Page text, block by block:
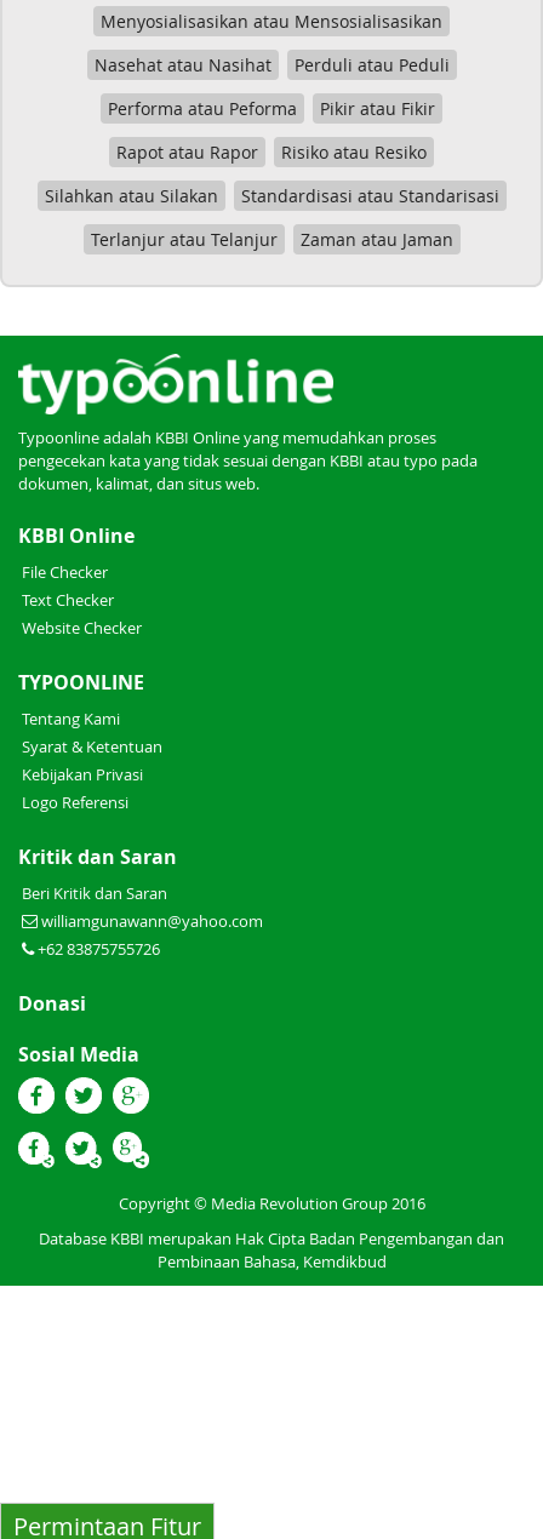
Menyosialisasikan atau Mensosialisasikan
Nasehat atau Nasihat
Perduli atau Peduli
Performa atau Peforma
Pikir atau Fikir
Rapot atau Rapor
Risiko atau Resiko
Silahkan atau Silakan
Standardisasi atau Standarisasi
Terlanjur atau Telanjur
Zaman atau Jaman
Typoonline adalah KBBI Online yang memudahkan proses
pengecekan kata yang tidak sesuai dengan KBBI atau typo pada
dokumen, kalimat, dan situs web.
KBBI Online
File Checker
Text Checker
Website Checker
TYPOONLINE
Tentang Kami
Syarat & Ketentuan
Kebijakan Privasi
Logo Referensi
Kritik dan Saran
Beri Kritik dan Saran
williamgunawann@yahoo.com
+62 83875755726
Donasi
Sosial Media
Permintaan Fitur
Copyright © Media Revolution Group 2016
Database KBBI merupakan Hak Cipta Badan Pengembangan dan
Pembinaan Bahasa, Kemdikbud